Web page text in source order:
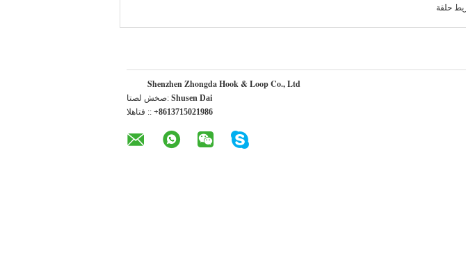
Shenzhen Zhongda Hook & Loop Co., Ltd
اتصل شخص: Shusen Dai
الهاتف :: +8613715021986